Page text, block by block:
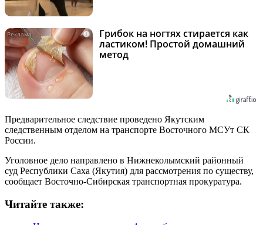
i
Грибок на ногтях стирается как
ластиком! Простой домашний
метод
Предварительное следствие проведено Якутским
следственным отделом на транспорте Восточного МСУт СК
России.
Уголовное дело направлено в Нижнеколымский районный
суд Республики Саха (Якутия) для рассмотрения по существу,
сообщает Восточно-Сибирская транспортная прокуратура.
Читайте также: